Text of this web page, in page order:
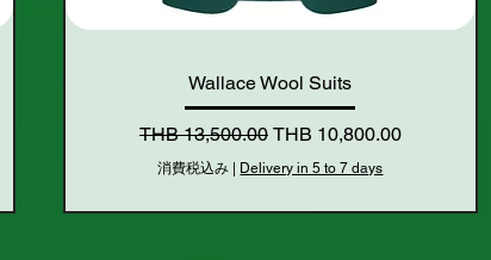
Wallace Wool Suits
通常価格
THB 13,500.00 セール価格
THB 10,800.00
消費税込み Delivery in 5 to 7 days